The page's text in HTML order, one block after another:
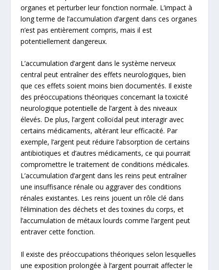
organes et perturber leur fonction normale. L’impact à
long terme de l’accumulation d’argent dans ces organes
n’est pas entièrement compris, mais il est
potentiellement dangereux.
L’accumulation d’argent dans le système nerveux
central peut entraîner des effets neurologiques, bien
que ces effets soient moins bien documentés. Il existe
des préoccupations théoriques concernant la toxicité
neurologique potentielle de l’argent à des niveaux
élevés. De plus, l’argent colloïdal peut interagir avec
certains médicaments, altérant leur efficacité. Par
exemple, l’argent peut réduire l’absorption de certains
antibiotiques et d’autres médicaments, ce qui pourrait
compromettre le traitement de conditions médicales.
L’accumulation d’argent dans les reins peut entraîner
une insuffisance rénale ou aggraver des conditions
rénales existantes. Les reins jouent un rôle clé dans
l’élimination des déchets et des toxines du corps, et
l’accumulation de métaux lourds comme l’argent peut
entraver cette fonction.
Il existe des préoccupations théoriques selon lesquelles
une exposition prolongée à l’argent pourrait affecter le